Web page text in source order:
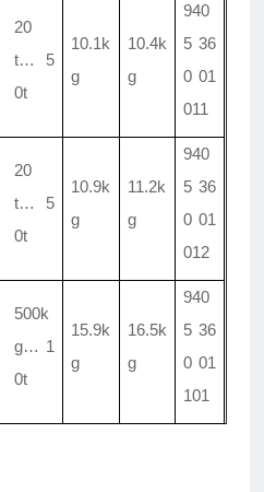
20
t…
5
0t
10.1k
g
10.4k
g
940
5 36
0 01
011
20
t…
5
0t
10.9k
g
11.2k
g
940
5 36
0 01
012
500k
g… 1
0t
15.9k
g
16.5k
g
940
5 36
0 01
101